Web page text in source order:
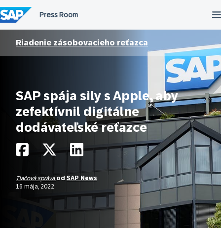
na
obsah
Riadenie zásobovacieho reťazca
SAP spája sily s Apple, aby
zefektívnil digitálne
dodávateľské reťazce
Tlačová správa od SAP News
16 mája, 2022